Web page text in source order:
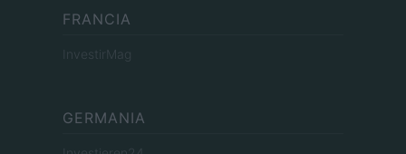
FRANCIA
InvestirMag
GERMANIA